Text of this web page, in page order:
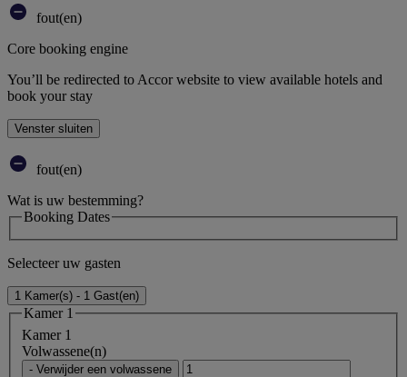
fout(en)
Core booking engine
You’ll be redirected to Accor website to view available hotels and
book your stay
Venster sluiten
fout(en)
Wat is uw bestemming?
Booking Dates
Selecteer uw gasten
1 Kamer(s) - 1 Gast(en)
Kamer 1
Kamer 1
Volwassene(n)
- Verwijder een volwassene